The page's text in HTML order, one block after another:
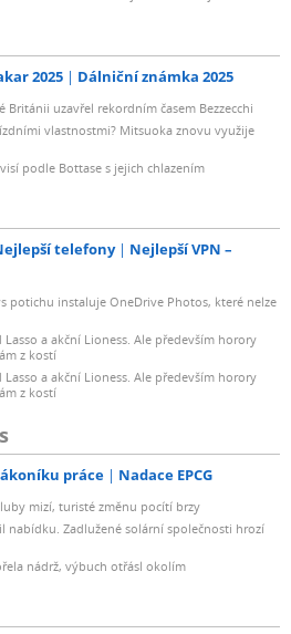
2025 Dálniční známka 2025
Británii uzavřel rekordním časem Bezzecchi
vlastnostmi? Mitsuoka znovu využije
podle Bottase s jejich chlazením
telefony
Nejlepší VPN –
potichu instaluje OneDrive Photos, které nelze
a akční Lioness. Ale především horory
z kostí
a akční Lioness. Ale především horory
z kostí
práce Nadace EPCG
mizí, turisté změnu pocítí brzy
nabídku. Zadlužené solární společnosti hrozí
nádrž, výbuch otřásl okolím